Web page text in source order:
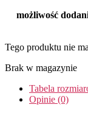
możliwość
Tego produktu nie
Brak w magazynie
Tabela
Opinie (0)